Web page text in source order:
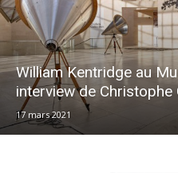
William Kentridge au
interview de Christophe
17 mars 2021